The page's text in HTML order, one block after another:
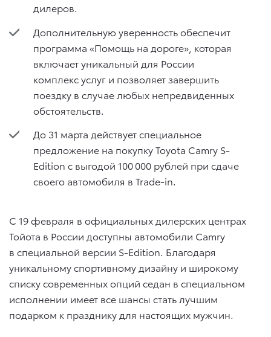
дилеров.
Дополнительную уверенность обеспечит
программа «Помощь на дороге», которая
включает уникальный для России
комплекс услуг и позволяет завершить
поездку в случае любых непредвиденных
обстоятельств.
До 31 марта действует специальное
предложение на покупку Toyota Camry S-
Edition с выгодой 100 000 рублей при сдаче
своего автомобиля в Trade-in.
С 19 февраля в официальных дилерских центрах
Тойота в России доступны автомобили Camry
в специальной версии S-Edition. Благодаря
уникальному спортивному дизайну и широкому
списку современных опций седан в специальном
исполнении имеет все шансы стать лучшим
подарком к празднику для настоящих мужчин.